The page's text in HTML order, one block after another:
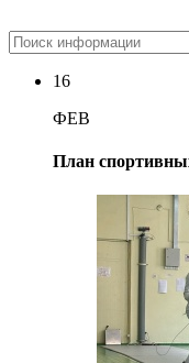
16
ФЕВ
План